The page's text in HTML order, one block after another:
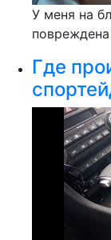
У меня на
Где